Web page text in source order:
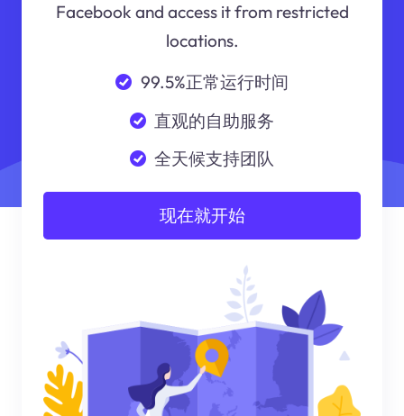
Facebook and access it from restricted
locations.
99.5%正常运行时间
直观的自助服务
全天候支持团队
现在就开始